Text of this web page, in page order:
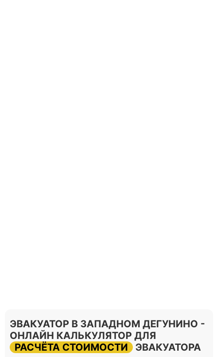
ЭВАКУАТОР В ЗАПАДНОМ ДЕГУНИНО -
ОНЛАЙН КАЛЬКУЛЯТОР ДЛЯ
РАСЧЁТА СТОИМОСТИ
ЭВАКУАТОРА